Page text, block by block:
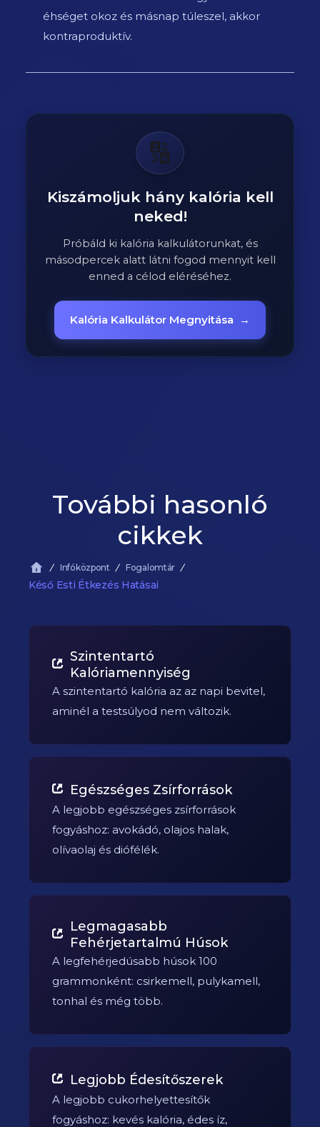
éhséget okoz és másnap túleszel, akkor
kontraproduktív.
🔢
Kiszámoljuk hány kalória kell
neked!
Próbáld ki kalória kalkulátorunkat, és
másodpercek alatt látni fogod mennyit kell
enned a célod eléréséhez.
Kalória Kalkulátor Megnyitása →
További hasonló
cikkek
Infóközpont Fogalomtár
Késő Esti Étkezés Hatásai
Szintentartó
Kalóriamennyiség
A szintentartó kalória az az napi bevitel,
aminél a testsúlyod nem változik.
Egészséges Zsírforrások
A legjobb egészséges zsírforrások
fogyáshoz: avokádó, olajos halak,
olívaolaj és diófélék.
Legmagasabb
Fehérjetartalmú Húsok
A legfehérjedúsabb húsok 100
grammonként: csirkemell, pulykamell,
tonhal és még több.
Legjobb Édesítőszerek
A legjobb cukorhelyettesítők
fogyáshoz: kevés kalória, édes íz,